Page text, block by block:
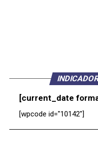
[current_date
[wpcode id="10142"]